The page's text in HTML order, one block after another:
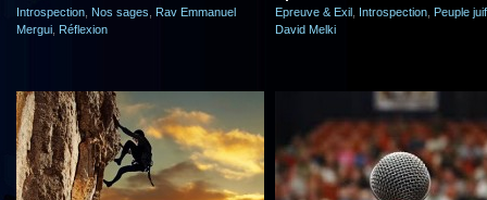
Introspection Nos sages
Rav Emmanuel
Mergui Réflexion
Epreuve & Exil Introspection Peuple juif
David Melki